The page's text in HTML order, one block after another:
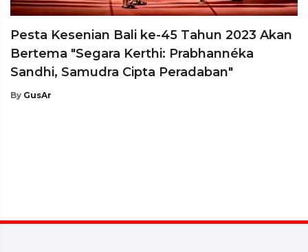
Pesta Kesenian Bali ke-45 Tahun 2023 Akan
Bertema "Segara Kerthi: Prabhannéka
Sandhi, Samudra Cipta Peradaban"
By GusAr